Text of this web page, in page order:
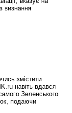
визнання
змістити
навіть вдався
Зеленського
подаючи